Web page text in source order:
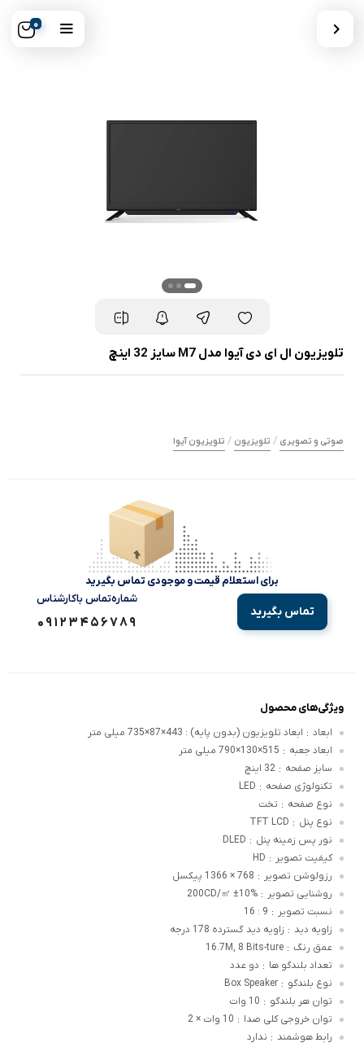
0
تلویزیون ال ای دی آیوا مدل M7 سایز 32 اینچ
صوتی و تصویری / تلویزیون / تلویزیون آیوا
برای استعلام قیمت و موجودی تماس بگیرید
تماس بگیرید
شماره‌تماس‌ با‌کارشناس
09123456789
ویژگی‌های محصول
ابعاد : ابعاد تلویزیون (بدون پایه) : 443×87×735 میلی متر
ابعاد جعبه : 515×130×790 میلی متر
سایز صفحه : 32 اینچ
تکنولوژی صفحه :
LED
نوع صفحه : تخت
نوع پنل :
TFT LCD
نور پس زمینه پنل :
DLED
کیفیت تصویر :
HD
رزولوشن تصویر : 768 × 1366 پیکسل
روشنایی تصویر :
200CD/㎡ ±10%
نسبت تصویر :
9 : 16
زاویه دید : زاویه دید گسترده 178 درجه
عمق رنگ :
16.7M, 8 Bits-ture
تعداد بلندگو ها : دو عدد
نوع بلندگو :
Box Speaker
توان هر بلندگو : 10 وات
توان خروجی کلی صدا : 10 وات × 2
رابط هوشمند : ندارد